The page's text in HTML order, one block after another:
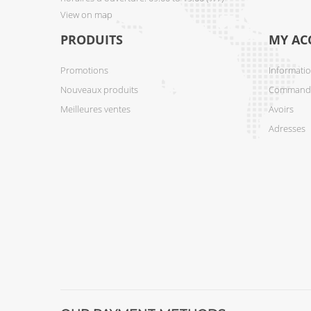
View on map
PRODUITS
Promotions
Nouveaux produits
Meilleures ventes
MY
Avoirs
Adresses